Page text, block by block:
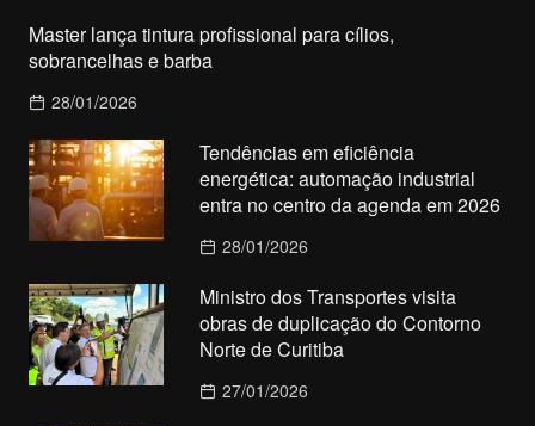
Master lança tintura profissional para cílios,
sobrancelhas e barba
28/01/2026
Tendências em eficiência
energética: automação industrial
entra no centro da agenda em 2026
28/01/2026
Ministro dos Transportes visita
obras de duplicação do Contorno
Norte de Curitiba
27/01/2026